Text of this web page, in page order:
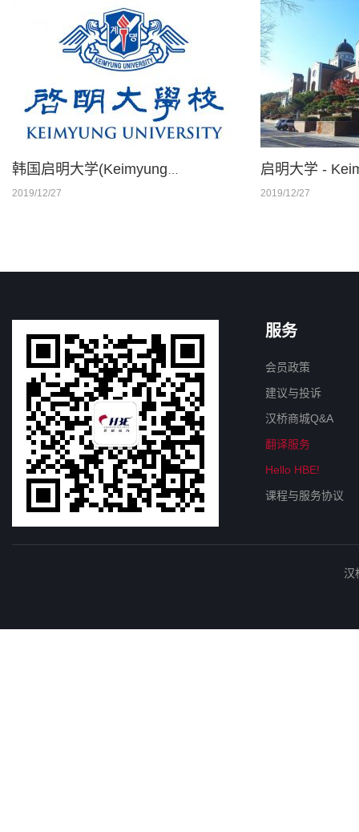
韩国启明大学(Keimyung
University)驻中国办事处-汉桥教育
2019/12/27
启明大学 -
国招生处
2019/12/27
服务
会员政策
建议与投诉
汉桥商城Q&A
翻译服务
Hello HBE!
课程与服务协议
汉